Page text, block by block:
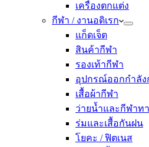
เครื่องตกแต่ง
กีฬา / งานอดิเรก
แก็ดเจ็ต
สินค้ากีฬา
รองเท้ากีฬา
อุปกรณ์ออกกำลัง
เสื้อผ้ากีฬา
ว่ายน้ำและกีฬาท
ร่มและเสื้อกันฝน
โยคะ / ฟิตเนส